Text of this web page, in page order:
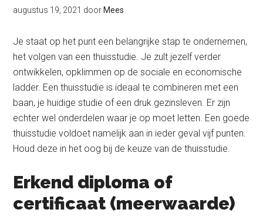
augustus 19, 2021 door Mees
Je staat op het punt een belangrijke stap te ondernemen,
het volgen van een thuisstudie. Je zult jezelf verder
ontwikkelen, opklimmen op de sociale en economische
ladder. Een thuisstudie is ideaal te combineren met een
baan, je huidige studie of een druk gezinsleven. Er zijn
echter wel onderdelen waar je op moet letten. Een goede
thuisstudie voldoet namelijk aan in ieder geval vijf punten.
Houd deze in het oog bij de keuze van de thuisstudie.
Erkend diploma of
certificaat (meerwaarde)